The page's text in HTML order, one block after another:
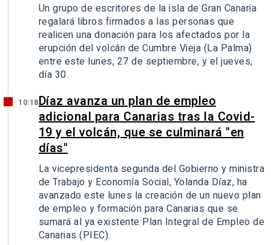
Un grupo de escritores de la isla de Gran Canaria
regalará libros firmados a las personas que
realicen una donación para los afectados por la
erupción del volcán de Cumbre Vieja (La Palma)
entre este lunes, 27 de septiembre, y el jueves,
día 30.
10:18Díaz avanza un plan de empleo
adicional para Canarias tras la Covid-
19 y el volcán, que se culminará "en
días"
La vicepresidenta segunda del Gobierno y ministra
de Trabajo y Economía Social, Yolanda Díaz, ha
avanzado este lunes la creación de un nuevo plan
de empleo y formación para Canarias que se
sumará al ya existente Plan Integral de Empleo de
Canarias (PIEC).